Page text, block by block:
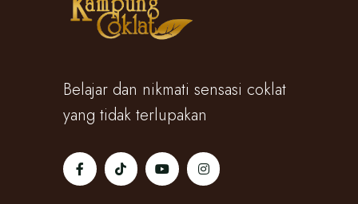
Belajar dan nikmati sensasi coklat
yang tidak terlupakan